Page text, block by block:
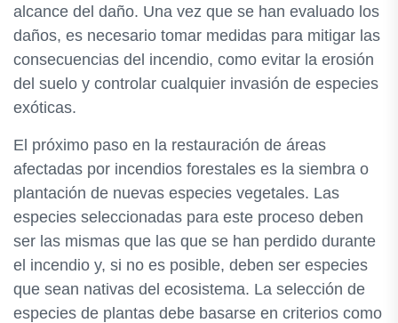
alcance del daño. Una vez que se han evaluado los
daños, es necesario tomar medidas para mitigar las
consecuencias del incendio, como evitar la erosión
del suelo y controlar cualquier invasión de especies
exóticas.
El próximo paso en la restauración de áreas
afectadas por incendios forestales es la siembra o
plantación de nuevas especies vegetales. Las
especies seleccionadas para este proceso deben
ser las mismas que las que se han perdido durante
el incendio y, si no es posible, deben ser especies
que sean nativas del ecosistema. La selección de
especies de plantas debe basarse en criterios como